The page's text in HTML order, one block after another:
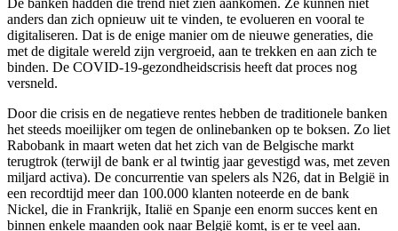
anders dan zich opnieuw uit te vinden, te evolueren en vooral te
digitaliseren. Dat is de enige manier om de nieuwe generaties, die
met de digitale wereld zijn vergroeid, aan te trekken en aan zich te
binden. De COVID-19-gezondheidscrisis heeft dat proces nog
versneld.
Door die crisis en de negatieve rentes hebben de traditionele banken
het steeds moeilijker om tegen de onlinebanken op te boksen. Zo liet
Rabobank in maart weten dat het zich van de Belgische markt
terugtrok (terwijl de bank er al twintig jaar gevestigd was, met zeven
miljard activa). De concurrentie van spelers als N26, dat in België in
een recordtijd meer dan 100.000 klanten noteerde en de bank
Nickel, die in Frankrijk, Italië en Spanje een enorm succes kent en
binnen enkele maanden ook naar België komt, is er te veel aan.